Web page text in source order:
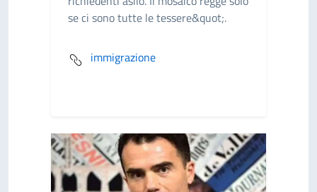
se ci sono tutte le tessere&quot;.
immigrazione